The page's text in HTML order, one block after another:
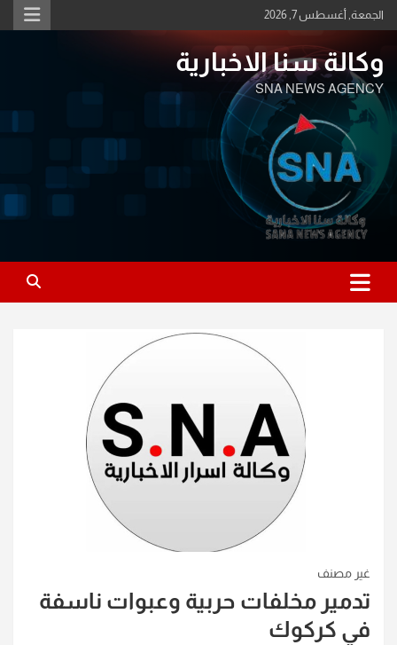
Skip
to
الجمعة, أغسطس 7, 2026
وكالة سنا الاخبارية
SNA NEWS AGENCY
غير مصنف
تدمير مخلفات حربية وعبوات ناسفة
في كركوك